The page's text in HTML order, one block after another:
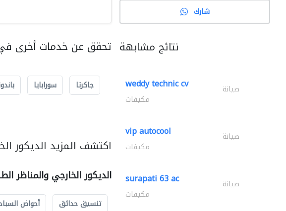
تحقق عن خدمات أخرى في
جاكرتا سورابايا
اكتشف المزيد الديكور
الديكور الخارجي والمناظر
تنسيق حدائق أحواض
شارك
نتائج مشابهة
weddy technic cv صيانة
مكيفات
vip autocool صيانة
مكيفات
surapati 63 ac صيانة
مكيفات